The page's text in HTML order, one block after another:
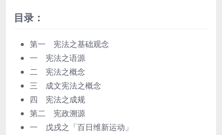
目录：
第一 宪法之基础观念
一 宪法之语源
二 宪法之概念
三 成文宪法之概念
四 宪法之成规
第二 宪政溯源
一 戊戌之「百日维新运动」